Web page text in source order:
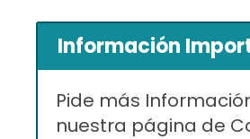
Información
Pide más
nuestra página de